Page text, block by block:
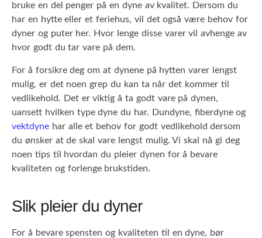
bruke en del penger på en dyne av kvalitet. Dersom du
har en hytte eller et feriehus, vil det også være behov for
dyner og puter her. Hvor lenge disse varer vil avhenge av
hvor godt du tar vare på dem.
For å forsikre deg om at dynene på hytten varer lengst
mulig, er det noen grep du kan ta når det kommer til
vedlikehold. Det er viktig å ta godt vare på dynen,
uansett hvilken type dyne du har. Dundyne, fiberdyne og
vektdyne har alle et behov for godt vedlikehold dersom
du ønsker at de skal vare lengst mulig. Vi skal nå gi deg
noen tips til hvordan du pleier dynen for å bevare
kvaliteten og forlenge brukstiden.
Slik pleier du dyner
For å bevare spensten og kvaliteten til en dyne, bør